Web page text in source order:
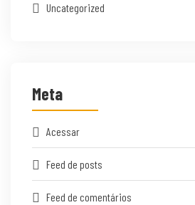
Uncategorized
Meta
Acessar
Feed de posts
Feed de comentários